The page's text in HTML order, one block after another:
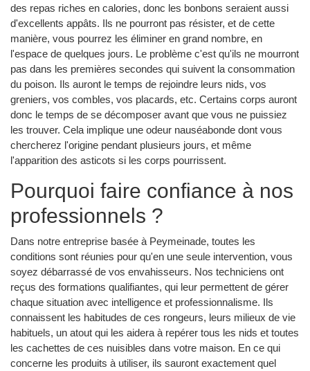
des repas riches en calories, donc les bonbons seraient aussi
d'excellents appâts. Ils ne pourront pas résister, et de cette
manière, vous pourrez les éliminer en grand nombre, en
l'espace de quelques jours. Le problème c'est qu'ils ne mourront
pas dans les premières secondes qui suivent la consommation
du poison. Ils auront le temps de rejoindre leurs nids, vos
greniers, vos combles, vos placards, etc. Certains corps auront
donc le temps de se décomposer avant que vous ne puissiez
les trouver. Cela implique une odeur nauséabonde dont vous
chercherez l'origine pendant plusieurs jours, et même
l'apparition des asticots si les corps pourrissent.
Pourquoi faire confiance à nos
professionnels ?
Dans notre entreprise basée à Peymeinade, toutes les
conditions sont réunies pour qu'en une seule intervention, vous
soyez débarrassé de vos envahisseurs. Nos techniciens ont
reçus des formations qualifiantes, qui leur permettent de gérer
chaque situation avec intelligence et professionnalisme. Ils
connaissent les habitudes de ces rongeurs, leurs milieux de vie
habituels, un atout qui les aidera à repérer tous les nids et toutes
les cachettes de ces nuisibles dans votre maison. En ce qui
concerne les produits à utiliser, ils sauront exactement quel